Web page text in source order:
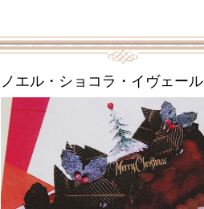
ノエル・ショコラ・イヴェール